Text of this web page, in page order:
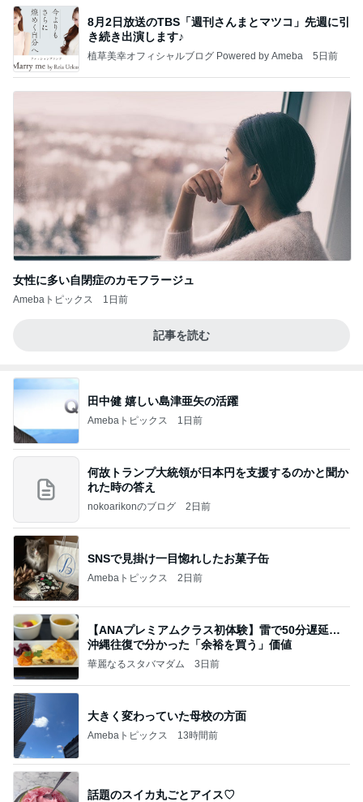
8月2日放送のTBS「週刊さんまとマツコ」先週に引
き続き出演します♪
植草美幸オフィシャルブログ Powered by Ameba 5日前
女性に多い自閉症のカモフラージュ
Amebaトピックス 1日前
記事を読む
田中健 嬉しい島津亜矢の活躍
Amebaトピックス 1日前
何故トランプ大統領が日本円を支援するのかと聞か
れた時の答え
nokoarikonのブログ 2日前
SNSで見掛け一目惚れしたお菓子缶
Amebaトピックス 2日前
【ANAプレミアムクラス初体験】雷で50分遅延…
沖縄往復で分かった「余裕を買う」価値
華麗なるスタバマダム 3日前
大きく変わっていた母校の方面
Amebaトピックス 13時間前
話題のスイカ丸ごとアイス♡